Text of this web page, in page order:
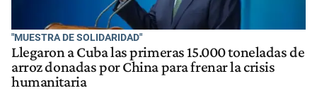
"MUESTRA DE SOLIDARIDAD"
Llegaron a Cuba las primeras 15.000 toneladas de
arroz donadas por China para frenar la crisis
humanitaria